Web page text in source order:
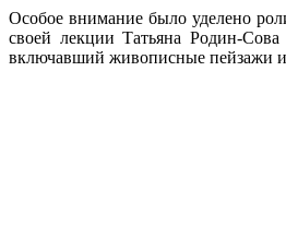
Особое внимание было уделено
своей лекции Татьяна Родин-
включавший живописные пейзажи